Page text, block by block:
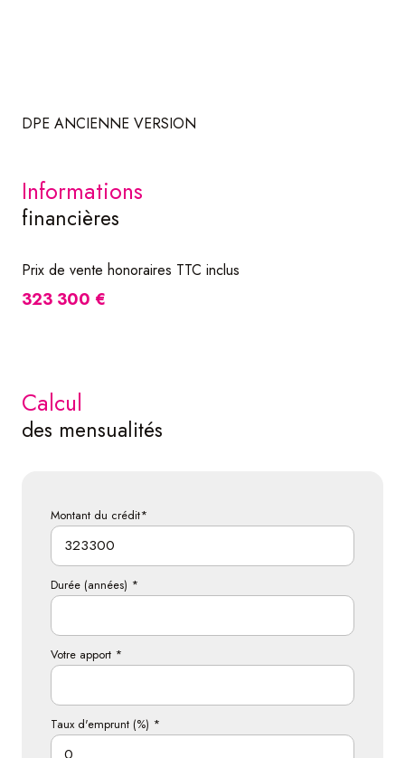
DPE ANCIENNE VERSION
informations
financières
Prix de vente honoraires TTC inclus
323 300 €
calcul
des mensualités
Montant du crédit*
Durée (années) *
Votre apport *
Taux d'emprunt (%) *